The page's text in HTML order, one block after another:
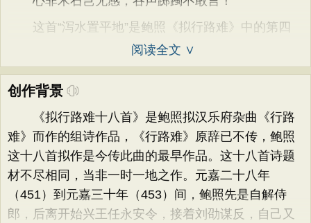
这首“泻水置平地”是鲍照《拟行路难》中的第四
阅读全文 ∨
创作背景
《拟行路难十八首》是鲍照拟汉乐府杂曲《行路
难》而作的组诗作品，《行路难》原辞已不传，鲍照
这十八首拟作是今传此曲的最早作品。这十八首诗题
材不尽相同，当非一时一地之作。元嘉二十八年
（451）到元嘉三十年（453）间，鲍照先是自解侍
郎，后离开始兴王任永安令，接着刘劭谋反，自己又